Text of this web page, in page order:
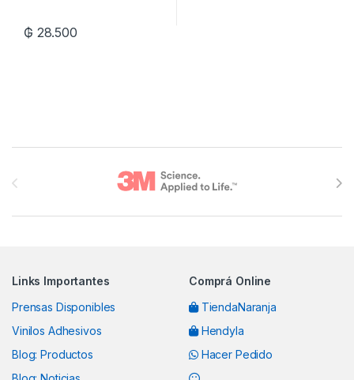
₲ 28.500
Links Importantes
Prensas Disponibles
Vinilos Adhesivos
Blog: Productos
Comprá Online
TiendaNaranja
Hendyla
Hacer Pedido